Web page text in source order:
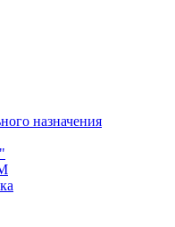
назначения